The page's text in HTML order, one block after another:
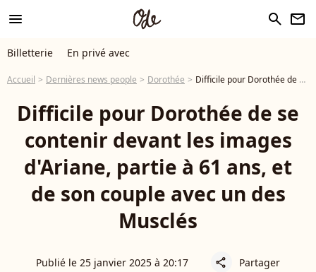
menu search newsletter
Billetterie En privé avec
Accueil Dernières news people Dorothée Difficile pour Dorothée de se contenir devant les images d'Ariane, partie à 61 ans, et de son couple avec un des Musclés
Difficile pour Dorothée de se
contenir devant les images
d'Ariane, partie à 61 ans, et
de son couple avec un des
Musclés
Publié le 25 janvier 2025 à 20:17 share Partager